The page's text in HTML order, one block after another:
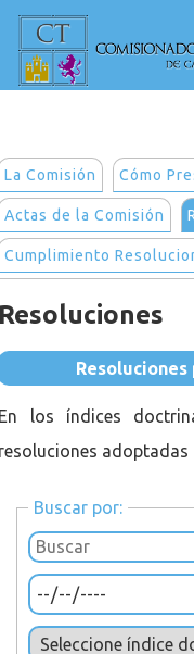
La Comisión Cómo
Actas de la Comisión
Cumplimiento
los índices
adoptadas
Buscar por: